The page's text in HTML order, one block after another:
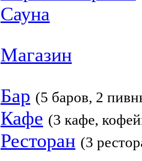
Сауна
Магазин
Бар (5 баров, 2
Кафе (3 кафе,
Ресторан (3